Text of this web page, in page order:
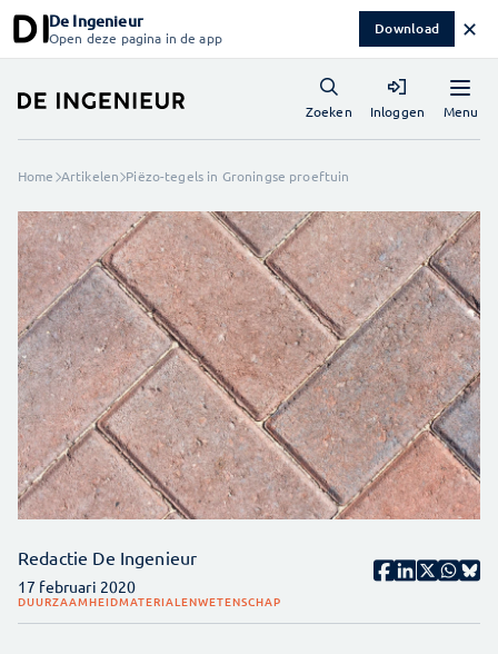
De Ingenieur
Open deze pagina in de app Download ✕
Menu
Zoeken Inloggen
Home Artikelen Piëzo-tegels in Groningse proeftuin
Redactie De Ingenieur
17 februari 2020
DUURZAAMHEIDMATERIALENWETENSCHAP